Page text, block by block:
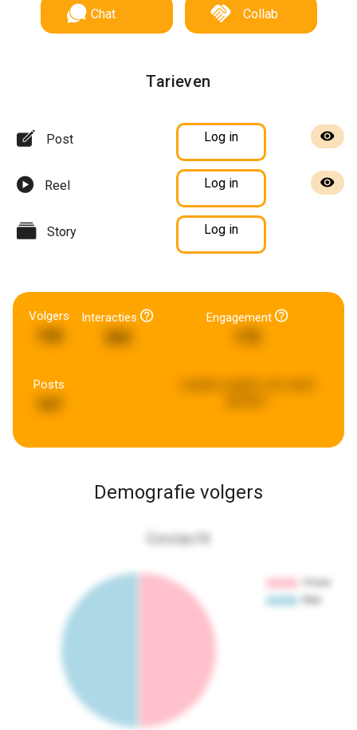
Chat Collab
Tarieven
Post Log in
Reel Log in
Story Log in
Volgers Interacties Engagement
Posts
Demografie volgers
Geslacht